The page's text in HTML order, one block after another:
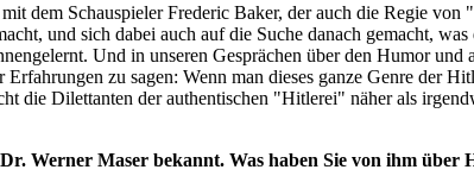
dem Schauspieler Frederic Baker, der auch die Regie
und sich dabei auch auf die Suche danach gemacht,
Und in unseren Gesprächen über den Humor und
zu sagen: Wenn man dieses ganze Genre der
die Dilettanten der authentischen "Hitlerei" näher als
Werner Maser bekannt. Was haben Sie von ihm über